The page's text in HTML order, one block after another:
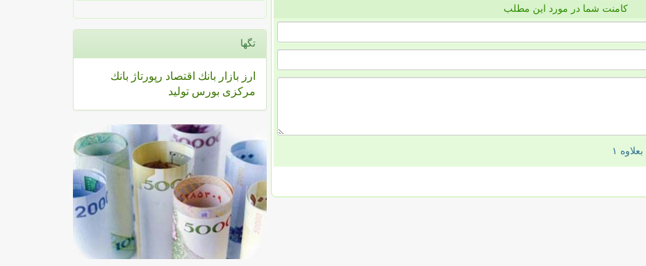
کامنت شما در مورد این مطلب
تگها
ارز بازار بانك اقتصاد رپورتاژ بانك
مركزی بورس تولید